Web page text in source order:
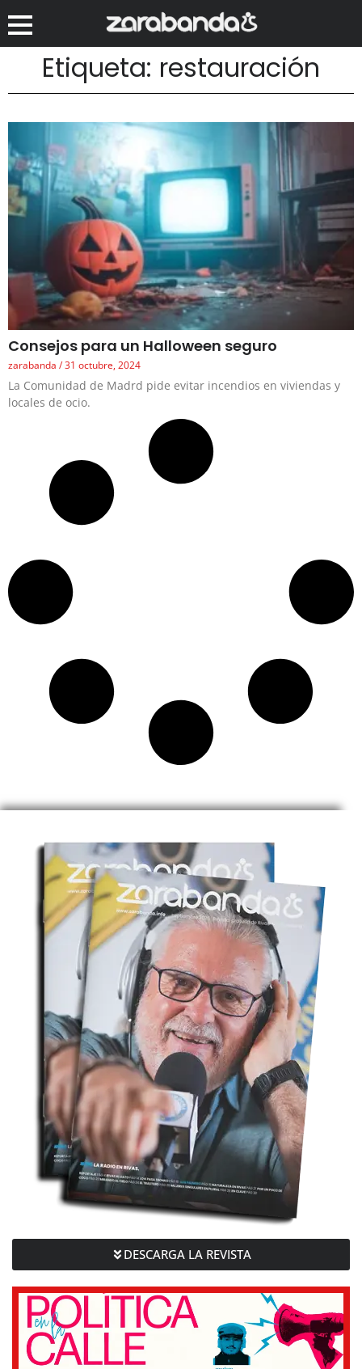
Etiqueta: restauración
Consejos para un Halloween seguro
zarabanda 31 octubre, 2024
La Comunidad de Madrd pide evitar incendios en viviendas y
locales de ocio.
DESCARGA LA REVISTA